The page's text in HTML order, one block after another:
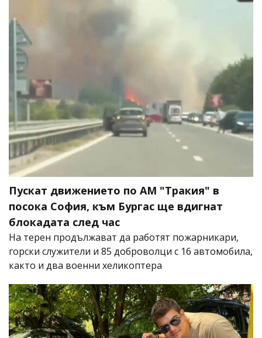
Пускат движението по АМ "Тракия" в
посока София, към Бургас ще вдигнат
блокадата след час
На терен продължават да работят пожарникари,
горски служители и 85 доброволци с 16 автомобила,
както и два военни хеликоптера